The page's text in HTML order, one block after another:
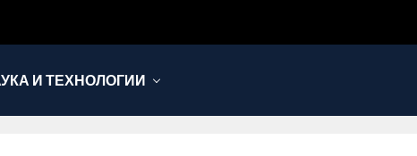
И ТЕХНОЛОГИИ